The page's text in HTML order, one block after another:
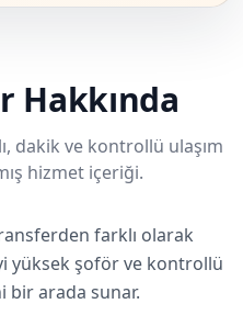
Hakkında
dakik ve kontrollü ulaşım
hizmet içeriği.
farklı olarak
yüksek şoför ve kontrollü
bir arada sunar.